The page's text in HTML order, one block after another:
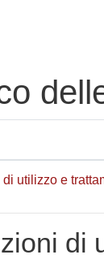
utilizzo e
di